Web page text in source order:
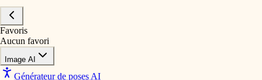
Favoris
Aucun favori
Image AI
Générateur de poses AI